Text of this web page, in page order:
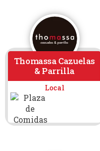
Thomassa Cazuelas
& Parrilla
Local